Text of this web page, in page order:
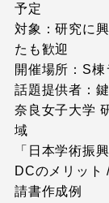
予定
対象：研究に
たも歓迎
開催場所：S
話題提供者：
奈良女子大学
域
「日本学術振
DCのメリット
請書作成例